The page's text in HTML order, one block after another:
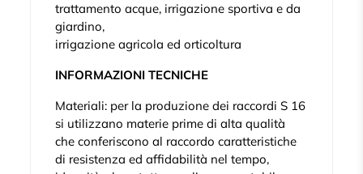
trattamento acque, irrigazione sportiva e da
giardino,
irrigazione agricola ed orticoltura
INFORMAZIONI TECNICHE
Materiali: per la produzione dei raccordi S 16
si utilizzano materie prime di alta qualità
che conferiscono al raccordo caratteristiche
di resistenza ed affidabilità nel tempo,